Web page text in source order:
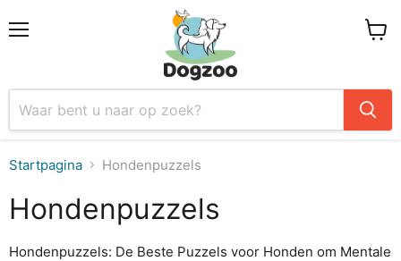
Startpagina Hondenpuzzels
Hondenpuzzels
Hondenpuzzels: De Beste Puzzels voor Honden om Mentale